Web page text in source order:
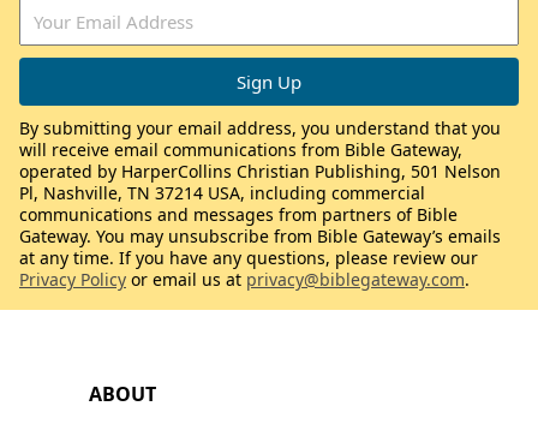
ABOUT
By submitting your email address, you understand that you
will receive email communications from Bible Gateway,
operated by HarperCollins Christian Publishing, 501 Nelson
Pl, Nashville, TN 37214 USA, including commercial
communications and messages from partners of Bible
Gateway. You may unsubscribe from Bible Gateway’s emails
at any time. If you have any questions, please review our
Privacy Policy or email us at privacy@biblegateway.com.